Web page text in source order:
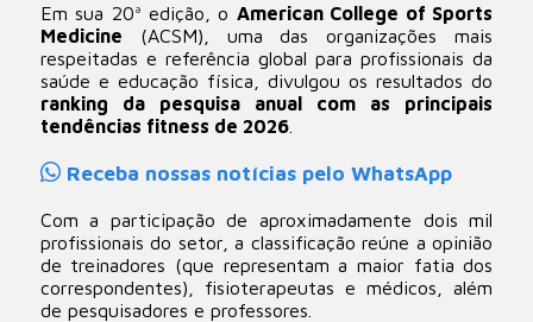
Em sua 20ª edição, o American College of Sports
Medicine (ACSM), uma das organizações mais
respeitadas e referência global para profissionais da
saúde e educação física, divulgou os resultados do
ranking da pesquisa anual com as principais
tendências fitness de 2026.
Receba nossas notícias pelo WhatsApp
Com a participação de aproximadamente dois mil
profissionais do setor, a classificação reúne a opinião
de treinadores (que representam a maior fatia dos
correspondentes), fisioterapeutas e médicos, além
de pesquisadores e professores.